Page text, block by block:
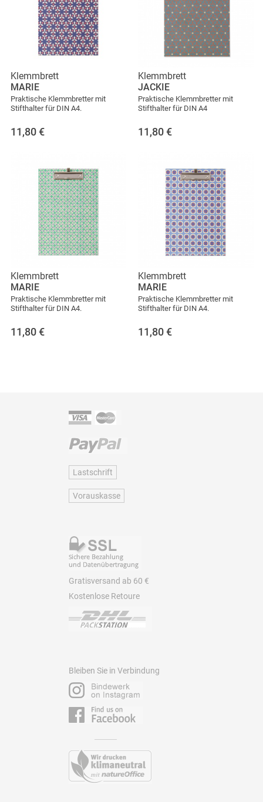
Klemmbrett
MARIE
Praktische Klemmbretter mit
Stifthalter für DIN A4.
11,80 €
Klemmbrett
JACKIE
Praktische Klemmbretter mit
Stifthalter für DIN A4
11,80 €
Klemmbrett
MARIE
Praktische Klemmbretter mit
Stifthalter für DIN A4.
11,80 €
Klemmbrett
MARIE
Praktische Klemmbretter mit
Stifthalter für DIN A4.
11,80 €
Lastschrift
Vorauskasse
Gratisversand ab 60 €
Kostenlose Retoure
Bleiben Sie in Verbindung